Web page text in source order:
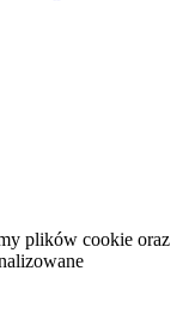
plików cookie oraz